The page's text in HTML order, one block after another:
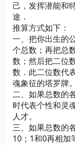
己，发挥潜能和
途．
推算方式如下：
一、把你出生的
个总数；再把总
数；然后把二位
数．此二位数代
魂象征的塔罗牌。
二、如果总数的
时代表个性和灵
人才。
三、如果总数的
10；1和0再相加